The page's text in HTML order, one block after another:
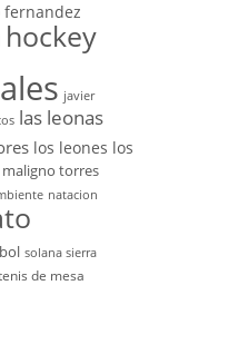
fernandez
hockey
javier
las leonas
los leones los
maligno torres
natacion
solana sierra
de mesa